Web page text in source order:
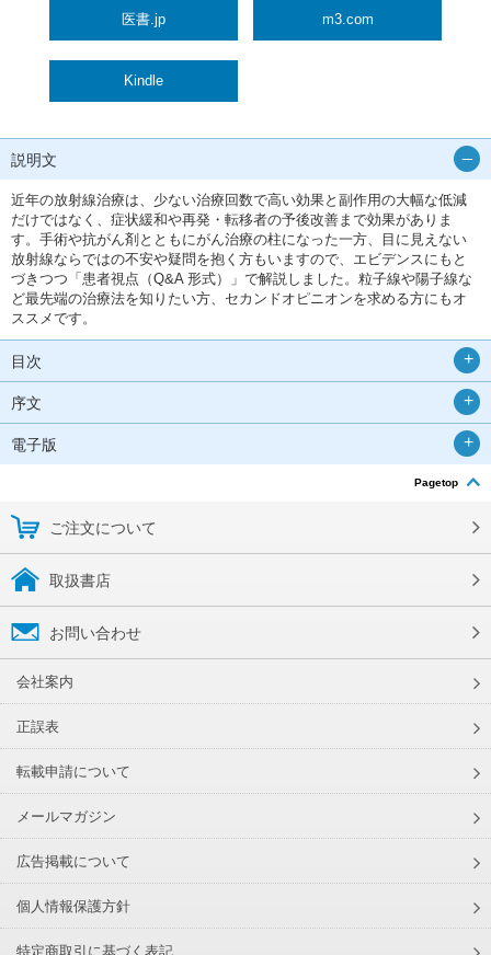
医書.jp m3.com
Kindle
説明文
近年の放射線治療は、少ない治療回数で高い効果と副作用の大幅な低減
だけではなく、症状緩和や再発・転移者の予後改善まで効果がありま
す。手術や抗がん剤とともにがん治療の柱になった一方、目に見えない
放射線ならではの不安や疑問を抱く方もいますので、エビデンスにもと
づきつつ「患者視点（Q&A 形式）」で解説しました。粒子線や陽子線な
ど最先端の治療法を知りたい方、セカンドオピニオンを求める方にもオ
ススメです。
目次
序文
電子版
Pagetop
ご注文について
取扱書店
お問い合わせ
会社案内
正誤表
転載申請について
メールマガジン
広告掲載について
個人情報保護方針
特定商取引に基づく表記